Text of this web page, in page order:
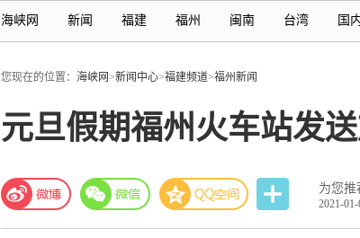
海峡网 新闻 福建 福州 闽南 台湾 国
您现在的位置： 海峡网>新闻中心>福建频道>福州新闻
元旦假期福州火车站发
为您推
2021-